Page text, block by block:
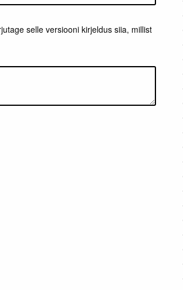
selle versiooni kirjeldus siia, millist